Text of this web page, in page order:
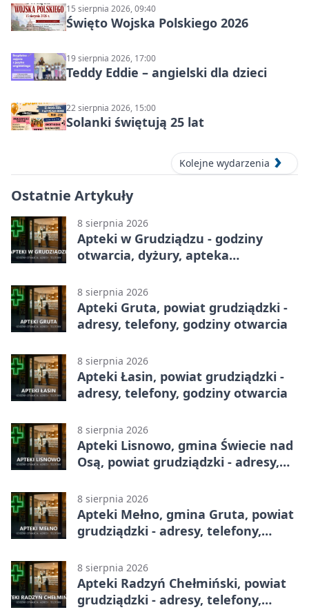
15 sierpnia 2026, 09:40
Święto Wojska Polskiego 2026
19 sierpnia 2026, 17:00
Teddy Eddie – angielski dla dzieci
22 sierpnia 2026, 15:00
Solanki świętują 25 lat
Kolejne wydarzenia
Ostatnie Artykuły
8 sierpnia 2026
Apteki w Grudziądzu - godziny
otwarcia, dyżury, apteka
8 sierpnia 2026
Apteki Gruta, powiat grudziądzki -
adresy, telefony, godziny otwarcia
8 sierpnia 2026
Apteki Łasin, powiat grudziądzki -
adresy, telefony, godziny otwarcia
8 sierpnia 2026
Apteki Lisnowo, gmina Świecie nad
Osą, powiat grudziądzki - adresy,
8 sierpnia 2026
Apteki Mełno, gmina Gruta, powiat
grudziądzki - adresy, telefony,
8 sierpnia 2026
Apteki Radzyń Chełmiński, powiat
grudziądzki - adresy, telefony,